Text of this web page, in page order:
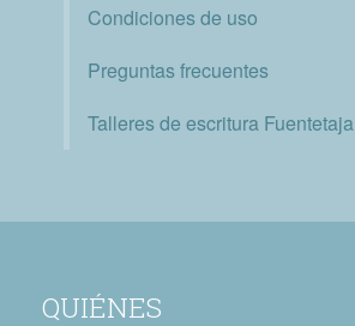
Condiciones de uso
Preguntas frecuentes
Talleres de escritura Fuentetaja
QUIÉNES